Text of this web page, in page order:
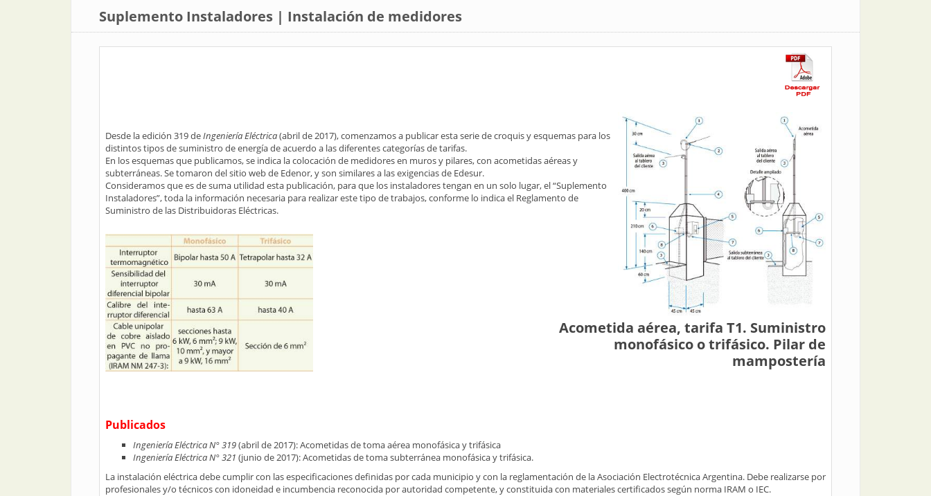
Suplemento Instaladores | Instalación de medidores
Acometida aérea, tarifa T1. Suministro
monofásico o trifásico. Pilar de
mampostería
Desde la edición 319 deIngeniería Eléctrica(abril de 2017), comenzamos a publicar esta serie de croquis y esquemas para los
distintos tipos de suministro de energía de acuerdo a las diferentes categorías de tarifas.
En los esquemas que publicamos, se indica la colocación de medidores en muros y pilares, con acometidas aéreas y
subterráneas. Se tomaron del sitio web de Edenor, y son similares a las exigencias de Edesur.
Consideramos que es de suma utilidad esta publicación, para que los instaladores tengan en un solo lugar, el “Suplemento
Instaladores”, toda la información necesaria para realizar este tipo de trabajos, conforme lo indica el Reglamento de
Suministro de las Distribuidoras Eléctricas.
Publicados
Ingeniería Eléctrica N° 319(abril de 2017): Acometidas de toma aérea monofásica y trifásica
Ingeniería Eléctrica N° 321 (junio de 2017): Acometidas de toma subterránea monofásica y trifásica.
La instalación eléctrica debe cumplir con las especificaciones definidas por cada municipio y con la reglamentación de la Asociación Electrotécnica Argentina. Debe realizarse por
profesionales y/o técnicos con idoneidad e incumbencia reconocida por autoridad competente, y constituida con materiales certificados según norma IRAM o IEC.